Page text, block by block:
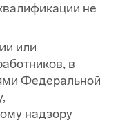
не
или
в
Федеральной
надзору